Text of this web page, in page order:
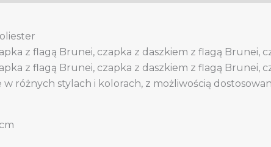
z flagą Brunei, czapka z daszkiem z flagą Brunei,
z flagą Brunei, czapka z daszkiem z flagą Brunei,
w różnych stylach i kolorach, z możliwością